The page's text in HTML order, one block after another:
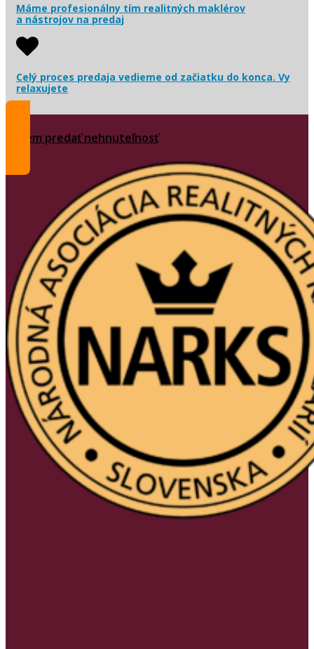
Máme profesionálny tím realitných maklérov
a nástrojov na predaj
Celý proces predaja vedieme od začiatku do konca. Vy
relaxujete
Chcem predať nehnuteľnosť